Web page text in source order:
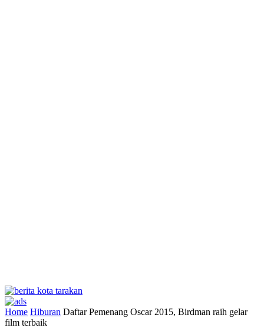
Home Hiburan Daftar Pemenang Oscar 2015, Birdman raih gelar
film terbaik